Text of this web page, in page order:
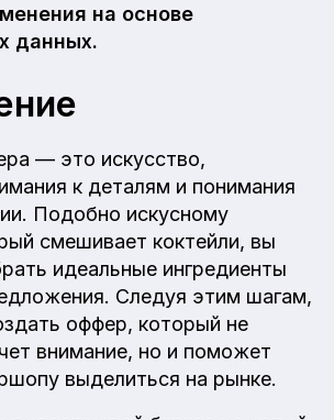
на основе
данных.
— это искусство,
к деталям и понимания
Подобно искусному
смешивает коктейли, вы
идеальные ингредиенты
Следуя этим шагам,
оффер, который не
внимание, но и поможет
выделиться на рынке.